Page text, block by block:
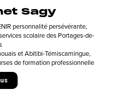
Sagy
personnalité persévérante,
scolaire des Portages-de-
et Abitibi-Témiscamingue,
de formation professionnelle